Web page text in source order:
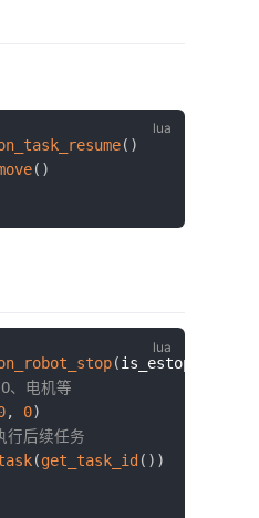
( )
( )
(is_estop
电机等
, 0)
后续任务
(get_task_id ( ) )